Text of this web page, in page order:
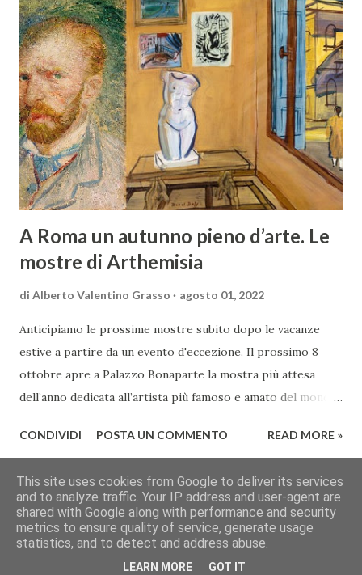
musica di Lucio Dalla è sempre centrale ed è un elemento
continuativo che lo seguirà per tutta la vita. A 10 anni dalla
sua scomparsa, la mostra celebra la sua musica, le sue
canzoni, il suo genio. Oltre dieci le sezioni in cui è suddivisa
l’esposizione: Famiglia-Infanzia-Amicizie-Inizi musicali,
Dalla ci racconta, Il clarinetto, Il museo Dalla, Dalla e la sua
musica, Dalla e il cinema, Dalla e il teatro, Dalla e la
televisione, l’Universo Dalla, Dall...
A Roma un autunno pieno d’arte. Le
mostre di Arthemisia
di Alberto Valentino Grasso agosto 01, 2022
Anticipiamo le prossime mostre subito dopo le vacanze
estive a partire da un evento d'eccezione. Il prossimo 8
ottobre apre a Palazzo Bonaparte la mostra più attesa
dell’anno dedicata all’artista più famoso e amato del mondo:
attraverso un prestito del tutto eccezionale di ben 50
Otterlo, ne racconta la vicenda umana e artistica. La pittura,
i soggetti e i colori sgargianti saranno i protagonisti della
prima grande esposizione in Italia dedicata al grande
CONDIVIDI POSTA UN COMMENTO READ MORE »
ALTRI POST
Chi siamoContattiCookiePrivacyCopyright&Disclaimer
© 2013 You Wine Magazine | Rivista Culturale (art. 28 L.69/63)
This site uses cookies from Google to deliver its services
and to analyze traffic. Your IP address and user-agent are
shared with Google along with performance and security
metrics to ensure quality of service, generate usage
statistics, and to detect and address abuse.
LEARN MORE GOT IT